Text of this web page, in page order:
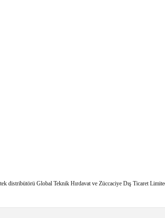
distribütörü Global Teknik Hırdavat ve Züccaciye Dış Ticaret